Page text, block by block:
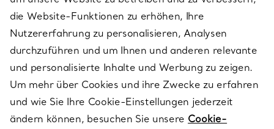
ÜBER TIFFANY & CO.
RECHTLICHE HINWEISE
die Website-Funktionen zu erhöhen, Ihre
Nutzererfahrung zu personalisieren, Analysen
durchzuführen und um Ihnen und anderen relevante
und personalisierte Inhalte und Werbung zu zeigen.
Um mehr über Cookies und ihre Zwecke zu erfahren
und wie Sie Ihre Cookie-Einstellungen jederzeit
ändern können, besuchen Sie unsere Cookie-